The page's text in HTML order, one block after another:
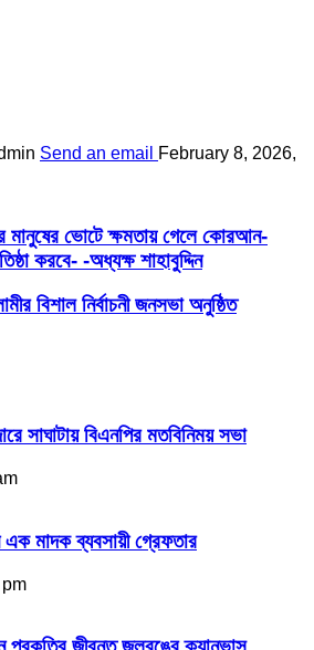
Send an email
February 8, 2026,
মানুষের ভোটে ক্ষমতায় গেলে কোরআন-
করবে- -অধ্যক্ষ শাহাবুদ্দিন
বিশাল নির্বাচনী জনসভা অনুষ্ঠিত
সাঘাটায় বিএনপির মতবিনিময় সভা
এক মাদক ব্যবসায়ী গ্রেফতার